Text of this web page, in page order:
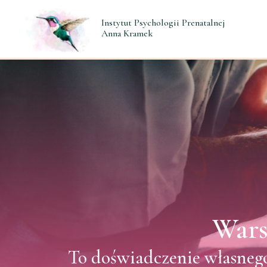
Instytut Psychologii Prenatalnej
Anna Kramek
To doświadczenie